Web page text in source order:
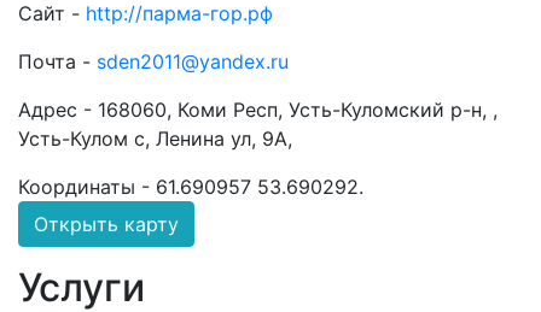
Сайт - http://парма-гор.рф
Почта - sden2011@yandex.ru
Адрес - 168060, Коми Респ, Усть-Куломский р-н, ,
Усть-Кулом с, Ленина ул, 9А,
Координаты - 61.690957 53.690292.
Открыть карту
Услуги